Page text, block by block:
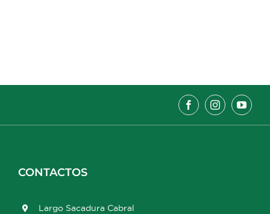
CONTACTOS
Largo Sacadura Cabral